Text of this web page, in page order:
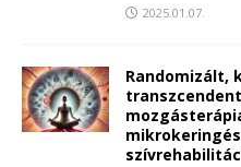
2025.01.07.
Randomizált,